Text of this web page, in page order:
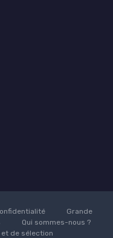
Grande
Qui sommes-nous ?
de sélection